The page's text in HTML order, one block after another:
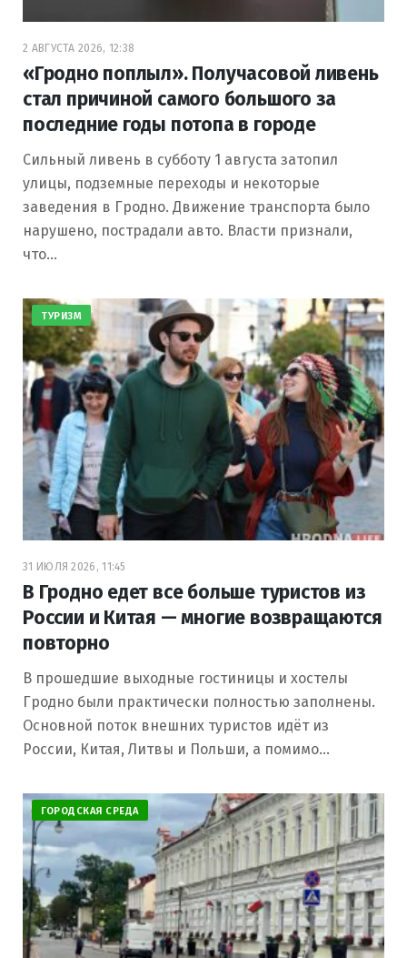
2 АВГУСТА 2026, 12:38
«Гродно поплыл». Получасовой ливень
стал причиной самого большого за
последние годы потопа в городе
Сильный ливень в субботу 1 августа затопил
улицы, подземные переходы и некоторые
заведения в Гродно. Движение транспорта было
нарушено, пострадали авто. Власти признали,
что…
ТУРИЗМ
31 ИЮЛЯ 2026, 11:45
В Гродно едет все больше туристов из
России и Китая — многие возвращаются
повторно
В прошедшие выходные гостиницы и хостелы
Гродно были практически полностью заполнены.
Основной поток внешних туристов идёт из
России, Китая, Литвы и Польши, а помимо…
ГОРОДСКАЯ СРЕДА